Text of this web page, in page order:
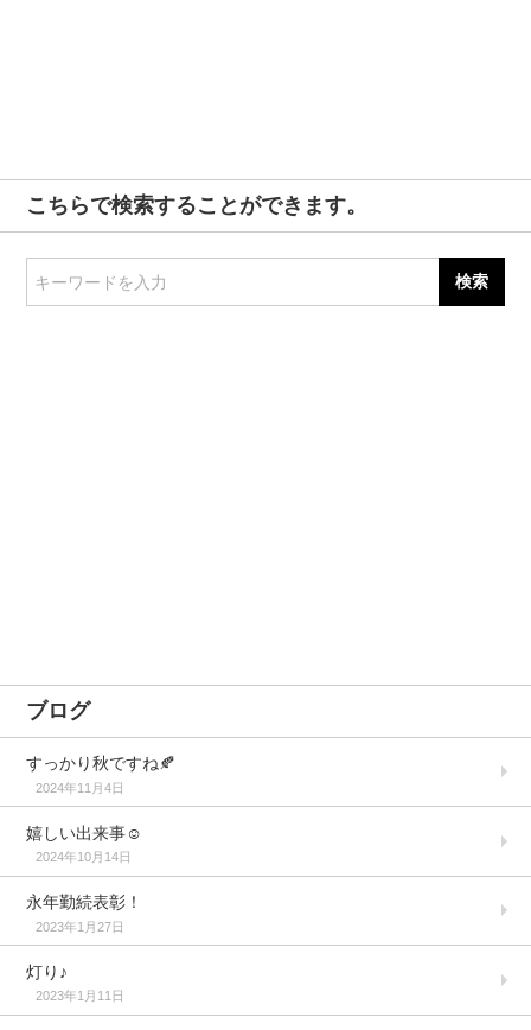
こちらで検索することができます。
キーワードを入力
ブログ
すっかり秋ですね🍂
2024年11月4日
嬉しい出来事☺️
2024年10月14日
永年勤続表彰！
2023年1月27日
灯り♪
2023年1月11日